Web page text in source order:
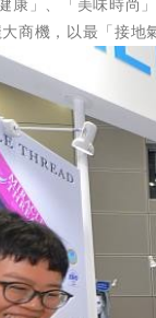
康」、「美味時尚
商機，以最「接地